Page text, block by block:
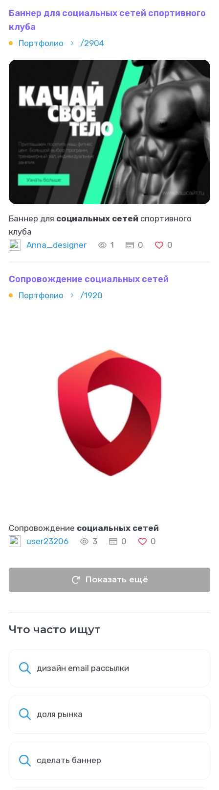
Баннер для социальных сетей спортивного
клуба
Портфолио /2904
Баннер для социальных сетей спортивного
клуба
Anna_designer
1 0 0
Сопровождение социальных сетей
Портфолио /1920
Сопровождение социальных сетей
user23206
3 0 0
Показать ещё
Что часто ищут
дизайн email рассылки
доля рынка
сделать баннер